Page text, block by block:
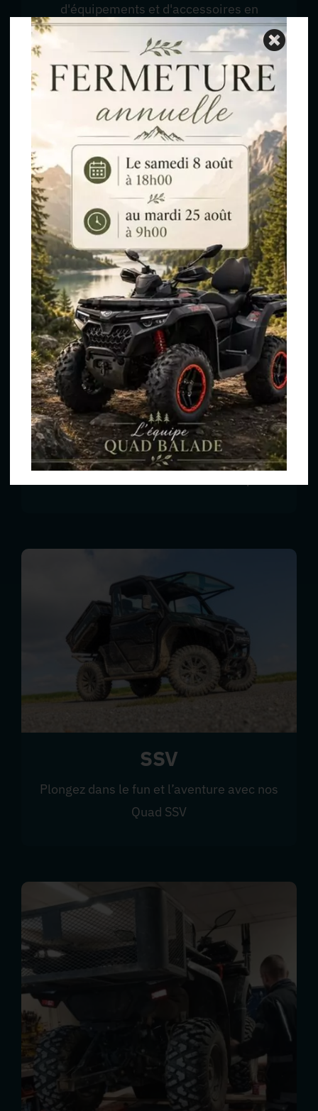
d'équipements et d'accessoires en
magasin.
Randos
En famille ou entre amis, débutants ou
confirmés, venez découvrir le sud-ouest
SSV
Plongez dans le fun et l’aventure avec nos
Quad SSV